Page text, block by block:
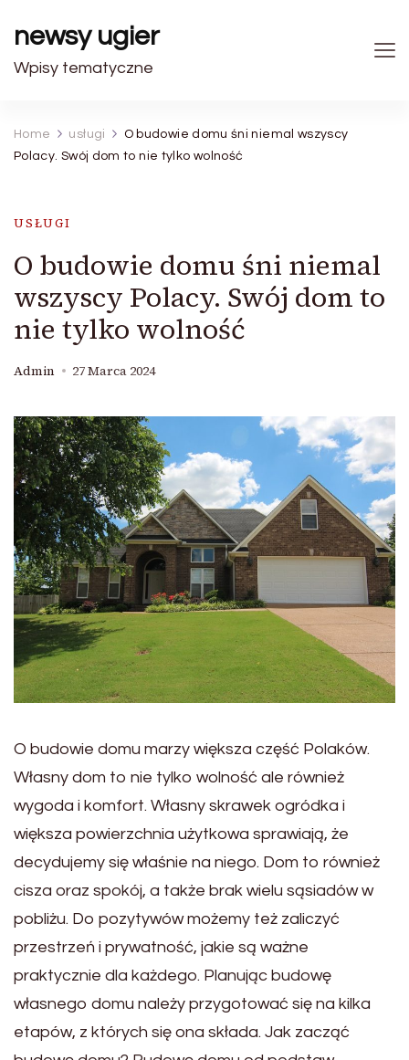
newsy ugier
Wpisy tematyczne
Home usługi
O budowie domu śni niemal wszyscy
Polacy. Swój dom to nie tylko wolność
USŁUGI
O budowie domu śni niemal
wszyscy Polacy. Swój dom to
nie tylko wolność
Admin 27 Marca 2024
O budowie domu marzy większa część Polaków.
Własny dom to nie tylko wolność ale również
wygoda i komfort. Własny skrawek ogródka i
większa powierzchnia użytkowa sprawiają, że
decydujemy się właśnie na niego. Dom to również
cisza oraz spokój, a także brak wielu sąsiadów w
pobliżu. Do pozytywów możemy też zaliczyć
przestrzeń i prywatność, jakie są ważne
praktycznie dla każdego. Planując budowę
własnego domu należy przygotować się na kilka
etapów, z których się ona składa. Jak zacząć